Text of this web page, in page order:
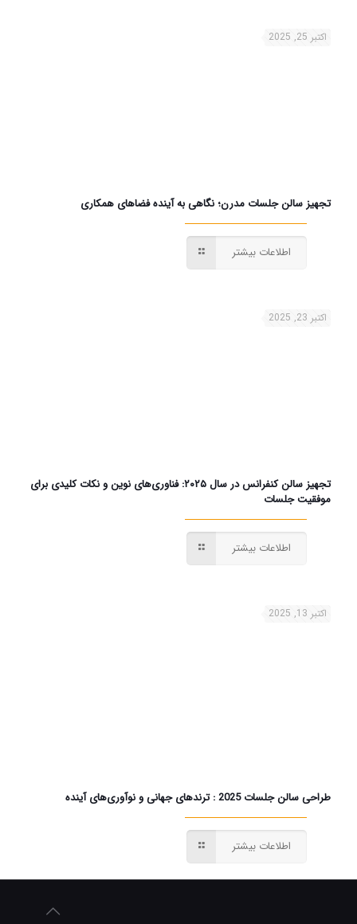
اکتبر 25, 2025
تجهیز سالن جلسات مدرن؛ نگاهی به آینده فضاهای همکاری
اطلاعات بیشتر
اکتبر 23, 2025
تجهیز سالن کنفرانس در سال ۲۰۲۵: فناوری‌های نوین و نکات کلیدی برای
موفقیت جلسات
اطلاعات بیشتر
اکتبر 13, 2025
طراحی سالن‌ جلسات 2025 : ترندهای جهانی و نوآوری‌های آینده
اطلاعات بیشتر